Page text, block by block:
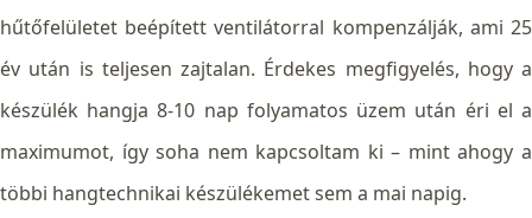
hűtőfelületet beépített ventilátorral kompenzálják, ami 25
év után is teljesen zajtalan. Érdekes megfigyelés, hogy a
készülék hangja 8-10 nap folyamatos üzem után éri el a
maximumot, így soha nem kapcsoltam ki – mint ahogy a
többi hangtechnikai készülékemet sem a mai napig.